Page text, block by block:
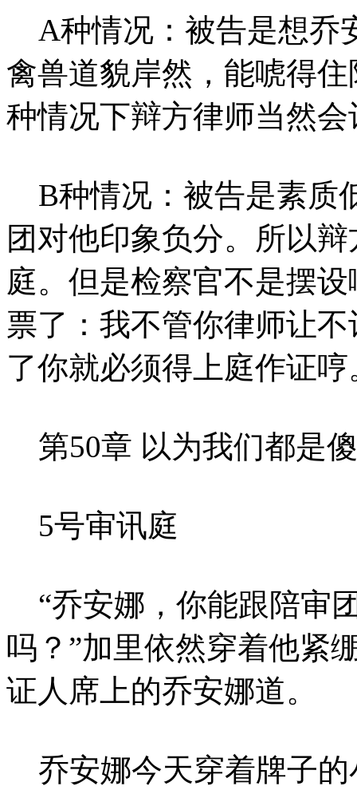
A种情况：被告是想乔
禽兽道貌岸然，能唬得
种情况下辩方律师当然
B种情况：被告是素质
团对他印象负分。所以
庭。但是检察官不是摆
票了：我不管你律师让
了你就必须得上庭作证哼
第50章 以为我们都是
5号审讯庭
“乔安娜，你能跟陪审
吗？”加里依然穿着他紧
证人席上的乔安娜道。
乔安娜今天穿着牌子的